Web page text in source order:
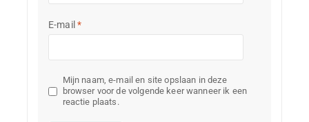
E-mail*
Mijn naam, e-mail en site opslaan in deze
browser voor de volgende keer wanneer ik een
reactie plaats.